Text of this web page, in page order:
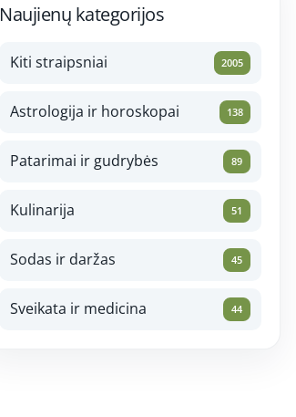
Naujienų kategorijos
Kiti straipsniai 2005
Astrologija ir horoskopai 138
Patarimai ir gudrybės 89
Kulinarija 51
Sodas ir daržas 45
Sveikata ir medicina 44